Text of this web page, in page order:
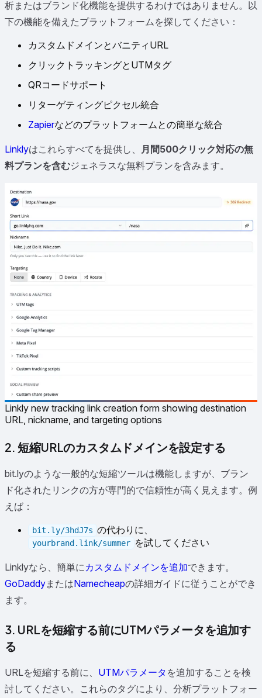
析またはブランド化機能を提供するわけではありません。以
下の機能を備えたプラットフォームを探してください：
カスタムドメインとバニティURL
クリックトラッキングとUTMタグ
QRコードサポート
リターゲティングピクセル統合
Zapierなどのプラットフォームとの簡単な統合
Linklyはこれらすべてを提供し、 月間500クリック対応の無
料プランを含むジェネラスな無料プランを含みます。
Linkly new tracking link creation form showing destination
URL, nickname, and targeting options
2. 短縮URLのカスタムドメインを設定する
bit.lyのような一般的な短縮ツールは機能しますが、ブラン
ド化されたリンクの方が専門的で信頼性が高く見えます。例
えば：
bit.ly/3hdJ7s の代わりに、
yourbrand.link/summer を試してください
Linklyなら、簡単に カスタムドメインを追加できます。
GoDaddyまたはNamecheapの詳細ガイドに従うことができ
ます。
3. URLを短縮する前にUTMパラメータを追加す
る
URLを短縮する前に、 UTMパラメータ を追加することを検
討してください。これらのタグにより、分析プラットフォー